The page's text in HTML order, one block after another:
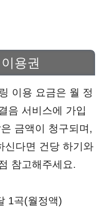
용권
이용 요금은 월 정
음 서비스에 가입
금액이 청구되며,
신다면 건당 하기와
참고해주세요.
1곡(월정액)